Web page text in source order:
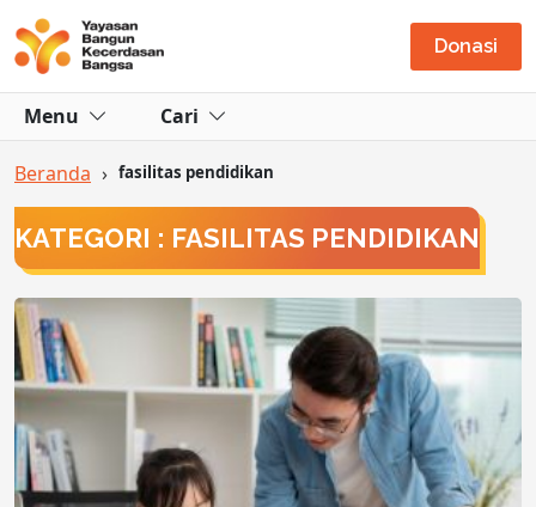
Donasi
Menu Cari
Beranda › fasilitas pendidikan
KATEGORI : FASILITAS PENDIDIKAN